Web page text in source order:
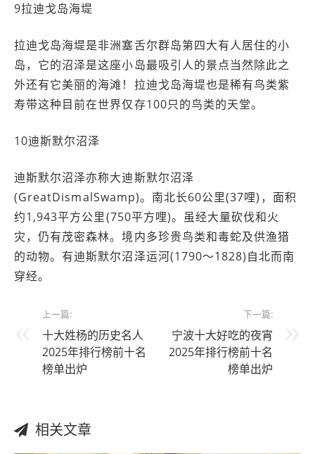
9拉迪戈岛海堤
拉迪戈岛海堤是非洲塞舌尔群岛第四大有人居住的小
岛，它的沼泽是这座小岛最吸引人的景点当然除此之
外还有它美丽的海滩！拉迪戈岛海堤也是稀有鸟类紫
寿带这种目前在世界仅存100只的鸟类的天堂。
10迪斯默尔沼泽
迪斯默尔沼泽亦称大迪斯默尔沼泽
(GreatDismalSwamp)。南北长60公里(37哩)，面积
约1,943平方公里(750平方哩)。虽经大量砍伐和火
灾，仍有茂密森林。境内多珍贵鸟类和毒蛇及供渔猎
的动物。有迪斯默尔沼泽运河(1790～1828)自北而南
穿经。
上一篇:
十大姓杨的历史名人
2025年排行榜前十名
榜单出炉
下一篇:
宁波十大好吃的夜宵
2025年排行榜前十名
榜单出炉
相关文章